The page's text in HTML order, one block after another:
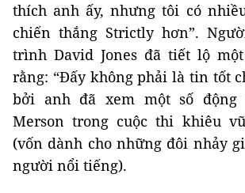
thích anh ấy, nhưng tôi có
chiến thắng Strictly hơn”.
trình David Jones đã tiết lộ
rằng: “Đấy không phải là tin tốt
bởi anh đã xem một số động
Merson trong cuộc thi khiêu
(vốn dành cho những đôi nhảy
người nổi tiếng).